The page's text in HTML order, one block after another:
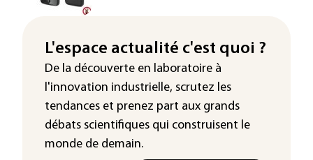
L'espace actualité c'est quoi ?
De la découverte en laboratoire à
l'innovation industrielle, scrutez les
tendances et prenez part aux grands
débats scientifiques qui construisent le
monde de demain.